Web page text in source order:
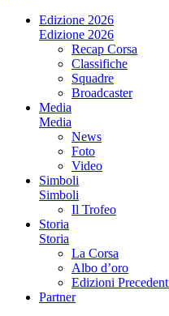
Edizione 2026
Edizione 2026
Recap Corsa
Classifiche
Squadre
Broadcaster
Media
Media
News
Foto
Video
Simboli
Simboli
Il Trofeo
Storia
Storia
La Corsa
Albo d’oro
Edizioni
Partner